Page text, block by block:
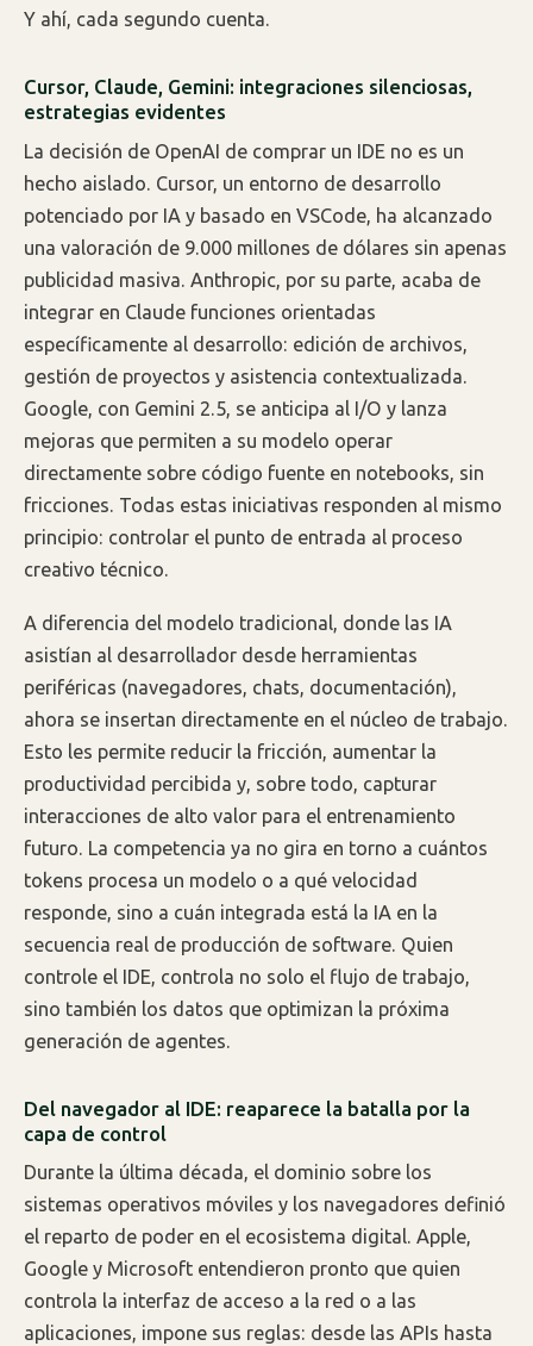
Y ahí, cada segundo cuenta.
Cursor, Claude, Gemini: integraciones silenciosas,
estrategias evidentes
La decisión de OpenAI de comprar un IDE no es un
hecho aislado. Cursor, un entorno de desarrollo
potenciado por IA y basado en VSCode, ha alcanzado
una valoración de 9.000 millones de dólares sin apenas
publicidad masiva. Anthropic, por su parte, acaba de
integrar en Claude funciones orientadas
específicamente al desarrollo: edición de archivos,
gestión de proyectos y asistencia contextualizada.
Google, con Gemini 2.5, se anticipa al I/O y lanza
mejoras que permiten a su modelo operar
directamente sobre código fuente en notebooks, sin
fricciones. Todas estas iniciativas responden al mismo
principio: controlar el punto de entrada al proceso
creativo técnico.
A diferencia del modelo tradicional, donde las IA
asistían al desarrollador desde herramientas
periféricas (navegadores, chats, documentación),
ahora se insertan directamente en el núcleo de trabajo.
Esto les permite reducir la fricción, aumentar la
productividad percibida y, sobre todo, capturar
interacciones de alto valor para el entrenamiento
futuro. La competencia ya no gira en torno a cuántos
tokens procesa un modelo o a qué velocidad
responde, sino a cuán integrada está la IA en la
secuencia real de producción de software. Quien
controle el IDE, controla no solo el flujo de trabajo,
sino también los datos que optimizan la próxima
generación de agentes.
Del navegador al IDE: reaparece la batalla por la
capa de control
Durante la última década, el dominio sobre los
sistemas operativos móviles y los navegadores definió
el reparto de poder en el ecosistema digital. Apple,
Google y Microsoft entendieron pronto que quien
controla la interfaz de acceso a la red o a las
aplicaciones, impone sus reglas: desde las APIs hasta